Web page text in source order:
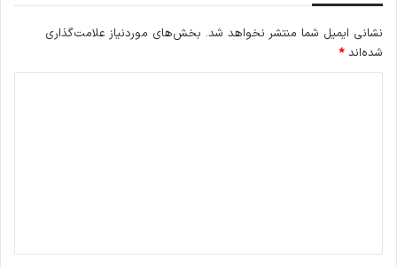
نشانی ایمیل شما منتشر نخواهد شد. بخش‌های موردنیاز علامت‌گذاری
شده‌اند*